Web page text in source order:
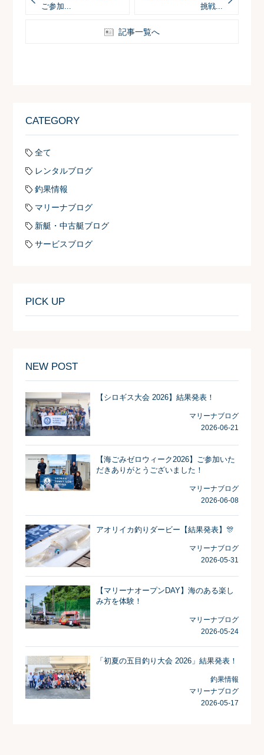
ご参加...
挑戦...
記事一覧へ
CATEGORY
全て
レンタルブログ
釣果情報
マリーナブログ
新艇・中古艇ブログ
サービスブログ
PICK UP
NEW POST
【シロギス大会 2026】結果発表！
マリーナブログ
2026-06-21
【海ごみゼロウィーク2026】ご参加いた
だきありがとうございました！
マリーナブログ
2026-06-08
アオリイカ釣りダービー【結果発表】🎊
マリーナブログ
2026-05-31
【マリーナオープンDAY】海のある楽し
み方を体験！
マリーナブログ
2026-05-24
「初夏の五目釣り大会 2026」結果発表！
釣果情報
マリーナブログ
2026-05-17